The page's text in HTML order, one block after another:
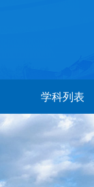
学科列表